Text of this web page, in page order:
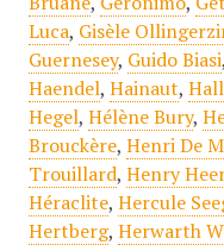
Luca, Gisèle
Guernesey, Guido Biasi,
Haendel, Hainaut,
Hegel, Hélène Bury,
Brouckère, Henri De
Trouillard, Henry
Héraclite, Hercule
Hertberg, Herwarth